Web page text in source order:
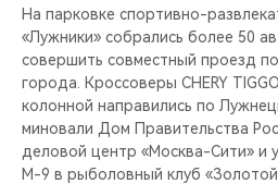
СЕДАНЫ
НОВИНКИ
ПОДДЕРЖКА
CHERY CONNECT
CHERY В СОЦСЕТЯХ
ЛЮДИ CHERY
БЛАГОТВОРИТЕЛЬНОСТЬ
CHERY REMOTE
На парковке спортивно-
«Лужники» собрались более 50
совершить совместный проезд
города. Кроссоверы CHERY
колонной направились по
миновали Дом Правительства
деловой центр «Москва-Сити» и
М-9 в рыболовный клуб «Золотой